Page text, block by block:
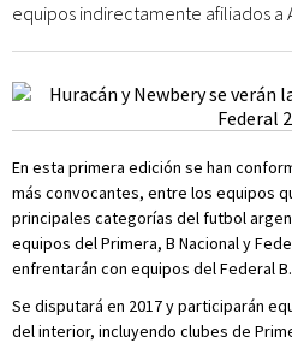
equipos indirectamente afiliados a
En esta primera edición se han
más convocantes, entre los equipos
principales categorías del futbol
equipos del Primera, B Nacional y
enfrentarán con equipos del Federal B.
Se disputará en 2017 y participarán
del interior, incluyendo clubes de